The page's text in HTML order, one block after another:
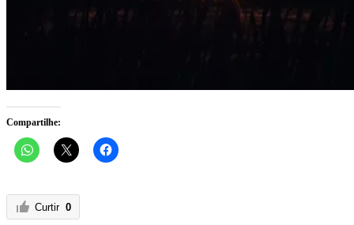
Compartilhe:
Curtir 0